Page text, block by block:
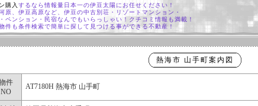
購入 するなら情報量日本一の伊豆太陽にお任せください！
原、伊豆高原など、伊豆の中古別荘・リゾートマンション・
ペンション・民宿なんでもいらっしゃい！クチコミ情報も満載！
件も条件検索で簡単に探して見つける事ができる不動産！
熱海市 山手町案内図
件
NO
AT7180H 熱海市 山手町